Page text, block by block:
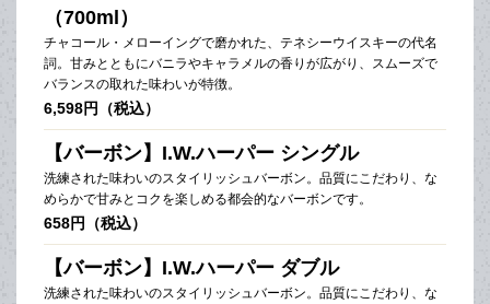
（700ml）
チャコール・メローイングで磨かれた、テネシーウイスキーの代名
詞。甘みとともにバニラやキャラメルの香りが広がり、スムーズで
バランスの取れた味わいが特徴。
6,598円（税込）
【バーボン】I.W.ハーパー シングル
洗練された味わいのスタイリッシュバーボン。品質にこだわり、な
めらかで甘みとコクを楽しめる都会的なバーボンです。
658円（税込）
【バーボン】I.W.ハーパー ダブル
洗練された味わいのスタイリッシュバーボン。品質にこだわり、な